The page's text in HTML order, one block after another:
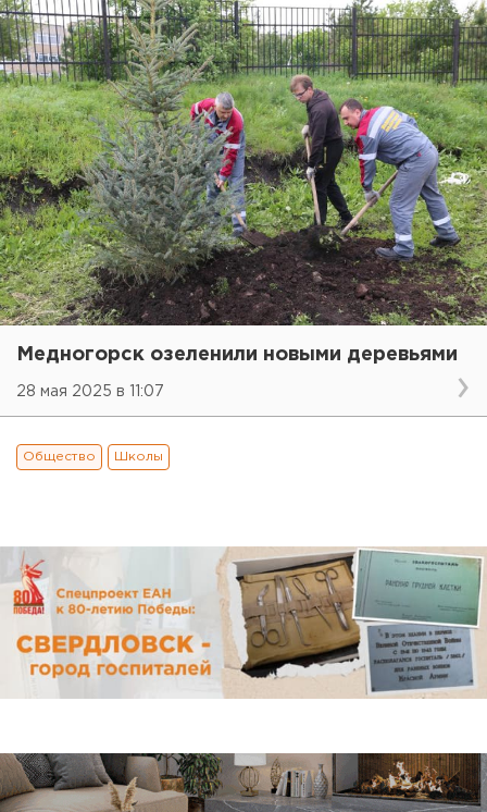
Медногорск озеленили новыми деревьями
28 мая 2025 в 11:07
Общество Школы